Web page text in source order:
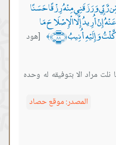
رَّبِّي وَرَزَقَنِي مِنْهُ رِزْقًا حَسَنًا
إِنْ أُرِيدُ إِلَّا الْإِصْلَاحَ مَا
وَإِلَيْهِ أُنِيبُ ﴿٨٨﴾ ﴾
[هود
مراد الا بتوفيقه له وحده
المصدر:موقع حصاد